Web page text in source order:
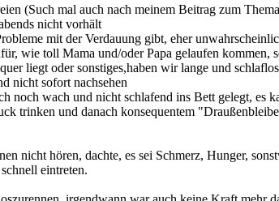
(Such mal auch nach meinem Beitrag zum
nicht vorhält
mit der Verdauung gibt, eher
wie toll Mama und/oder Papa gelaufen
liegt oder sonstiges,haben wir lange und
nicht sofort nachsehen
wach und nicht schlafend ins Bett gelegt, es
trinken und danach konsequentem
nicht hören, dachte, es sei Schmerz, Hunger,
eintreten.